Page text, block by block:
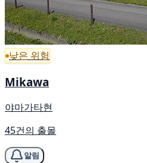
낮은 위험
Mikawa
야마가타현
45건의 출몰
알림